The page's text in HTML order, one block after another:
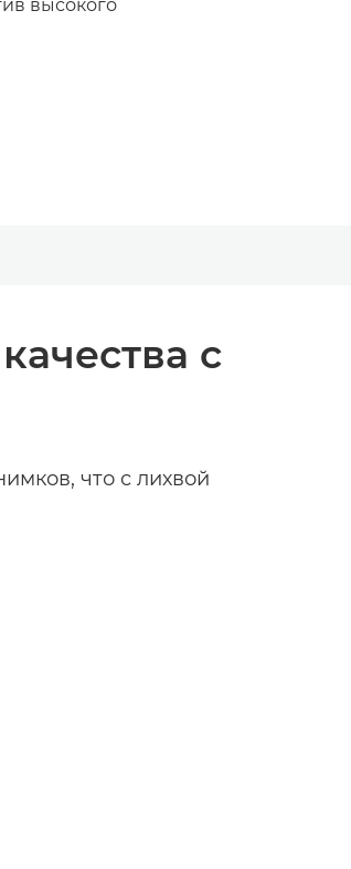
высокого
с
что с лихвой